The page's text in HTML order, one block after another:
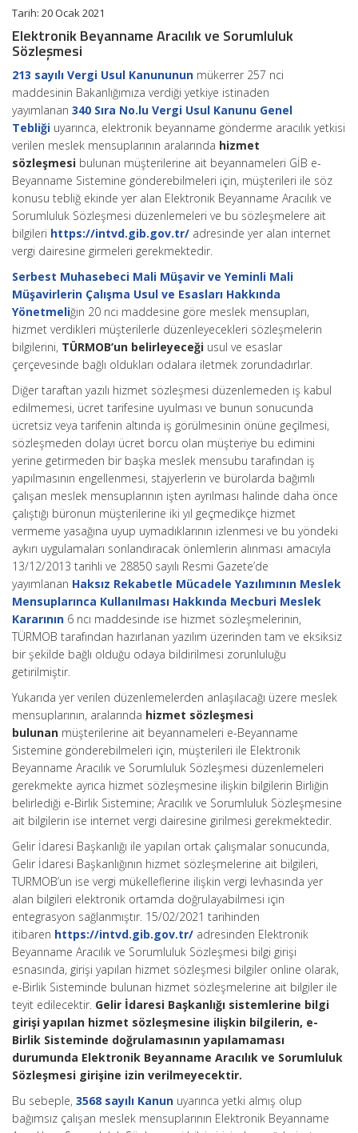
Tarih: 20 Ocak 2021
Elektronik Beyanname Aracılık ve Sorumluluk
Sözleşmesi
213 sayılı Vergi Usul Kanununun mükerrer 257 nci
maddesinin Bakanlığımıza verdiği yetkiye istinaden
yayımlanan 340 Sıra No.lu Vergi Usul Kanunu Genel
Tebliği uyarınca, elektronik beyanname gönderme aracılık yetkisi
verilen meslek mensuplarının aralarında hizmet
sözleşmesi bulunan müşterilerine ait beyannameleri GİB e-
Beyanname Sistemine gönderebilmeleri için, müşterileri ile söz
konusu tebliğ ekinde yer alan Elektronik Beyanname Aracılık ve
Sorumluluk Sözleşmesi düzenlemeleri ve bu sözleşmelere ait
bilgileri https://intvd.gib.gov.tr/ adresinde yer alan internet
vergi dairesine girmeleri gerekmektedir.
Serbest Muhasebeci Mali Müşavir ve Yeminli Mali
Müşavirlerin Çalışma Usul ve Esasları Hakkında
Yönetmeliğin 20 nci maddesine göre meslek mensupları,
hizmet verdikleri müşterilerle düzenleyecekleri sözleşmelerin
bilgilerini, TÜRMOB’un belirleyeceği usul ve esaslar
çerçevesinde bağlı oldukları odalara iletmek zorundadırlar.
Diğer taraftan yazılı hizmet sözleşmesi düzenlemeden iş kabul
edilmemesi, ücret tarifesine uyulması ve bunun sonucunda
ücretsiz veya tarifenin altında iş görülmesinin önüne geçilmesi,
sözleşmeden dolayı ücret borcu olan müşteriye bu edimini
yerine getirmeden bir başka meslek mensubu tarafından iş
yapılmasının engellenmesi, stajyerlerin ve bürolarda bağımlı
çalışan meslek mensuplarının işten ayrılması halinde daha önce
çalıştığı büronun müşterilerine iki yıl geçmedikçe hizmet
vermeme yasağına uyup uymadıklarının izlenmesi ve bu yöndeki
aykırı uygulamaları sonlandıracak önlemlerin alınması amacıyla
13/12/2013 tarihli ve 28850 sayılı Resmi Gazete’de
yayımlanan Haksız Rekabetle Mücadele Yazılımının Meslek
Mensuplarınca Kullanılması Hakkında Mecburi Meslek
Kararının 6 ncı maddesinde ise hizmet sözleşmelerinin,
TÜRMOB tarafından hazırlanan yazılım üzerinden tam ve eksiksiz
bir şekilde bağlı olduğu odaya bildirilmesi zorunluluğu
getirilmiştir.
Yukarıda yer verilen düzenlemelerden anlaşılacağı üzere meslek
mensuplarının, aralarında hizmet sözleşmesi
bulunan müşterilerine ait beyannameleri e-Beyanname
Sistemine gönderebilmeleri için, müşterileri ile Elektronik
Beyanname Aracılık ve Sorumluluk Sözleşmesi düzenlemeleri
gerekmekte ayrıca hizmet sözleşmesine ilişkin bilgilerin Birliğin
belirlediği e-Birlik Sistemine; Aracılık ve Sorumluluk Sözleşmesine
ait bilgilerin ise internet vergi dairesine girilmesi gerekmektedir.
Gelir İdaresi Başkanlığı ile yapılan ortak çalışmalar sonucunda,
Gelir İdaresi Başkanlığının hizmet sözleşmelerine ait bilgileri,
TURMOB’un ise vergi mükelleflerine ilişkin vergi levhasında yer
alan bilgileri elektronik ortamda doğrulayabilmesi için
entegrasyon sağlanmıştır. 15/02/2021 tarihinden
itibaren https://intvd.gib.gov.tr/ adresinden Elektronik
Beyanname Aracılık ve Sorumluluk Sözleşmesi bilgi girişi
esnasında, girişi yapılan hizmet sözleşmesi bilgiler online olarak,
e-Birlik Sisteminde bulunan hizmet sözleşmelerine ait bilgiler ile
teyit edilecektir. Gelir İdaresi Başkanlığı sistemlerine bilgi
girişi yapılan hizmet sözleşmesine ilişkin bilgilerin, e-
Birlik Sisteminde doğrulamasının yapılamaması
durumunda Elektronik Beyanname Aracılık ve Sorumluluk
Sözleşmesi girişine izin verilmeyecektir.
Bu sebeple, 3568 sayılı Kanun uyarınca yetki almış olup
bağımsız çalışan meslek mensuplarının Elektronik Beyanname